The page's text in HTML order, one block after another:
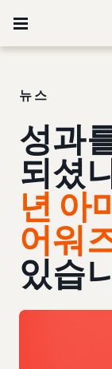
뉴스
성과
되셨
년 아
어워
있습